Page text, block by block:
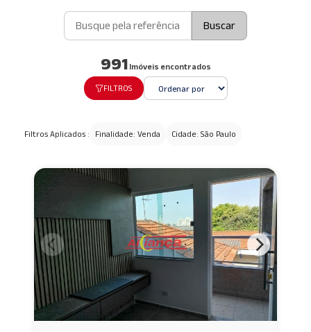
Buscar
991 Imóveis encontrados
FILTROS
Filtros Aplicados : Finalidade: Venda Cidade: São Paulo